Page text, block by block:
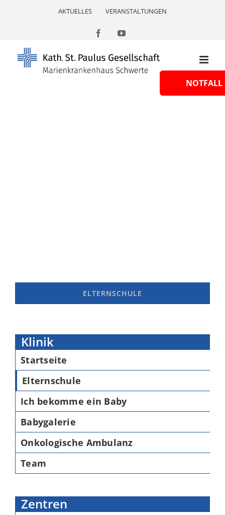
AKTUELLES VERANSTALTUNGEN
FacebookYouTube
ELTERNSCHULE
Klinik
Startseite
Elternschule
Ich bekomme ein Baby
Babygalerie
Onkologische Ambulanz
Team
Zentren
NOTFALL